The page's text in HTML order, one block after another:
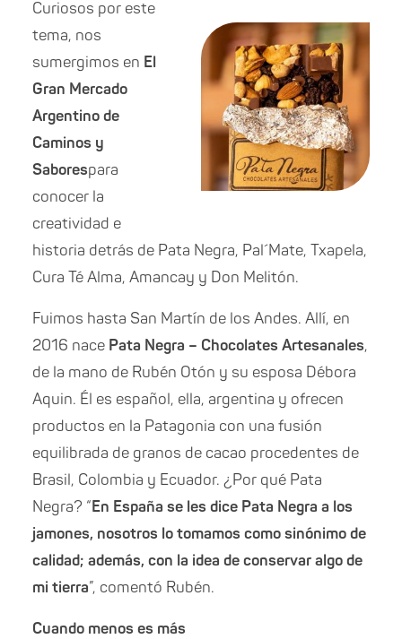
Curiosos por este
tema, nos
sumergimos en El
Gran Mercado
Argentino de
Caminos y
Saborespara
conocer la
creatividad e
historia detrás de Pata Negra, Pal´Mate, Txapela,
Cura Té Alma, Amancay y Don Melitón.
Fuimos hasta San Martín de los Andes. Allí, en
2016 nace Pata Negra – Chocolates Artesanales,
de la mano de Rubén Otón y su esposa Débora
Aquin. Él es español, ella, argentina y ofrecen
productos en la Patagonia con una fusión
equilibrada de granos de cacao procedentes de
Brasil, Colombia y Ecuador. ¿Por qué Pata
Negra? “En España se les dice Pata Negra a los
jamones, nosotros lo tomamos como sinónimo de
calidad; además, con la idea de conservar algo de
mi tierra”, comentó Rubén.
Cuando menos es más